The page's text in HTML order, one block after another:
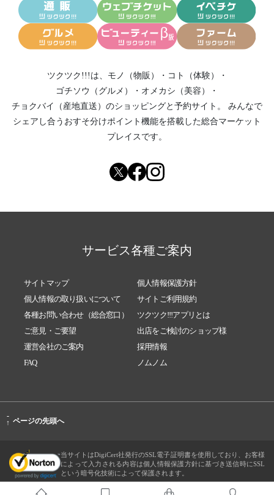
ツクツク!!!は、 モノ（物販） ・ コト（体験）
・
ゴチソウ（グルメ）
・ オメカシ（美容）
・
チョクバイ（産地直送） のショッピングと予約サイト。
みんなで
シェアし合う おすそ分けポイント機能を搭載した総合マーケット
プレイスです。
サービス各種ご案内
サイトマップ
個人情報保護方針
個人情報の取り扱いについて
サイトご利用規約
各種お問い合わせ（総合窓口）
ツクツク!!!アプリとは
ご意見・ご要望
出店をご検討のショップ様
運営会社のご案内
採用情報
FAQ
ノムノム
-
↑ ページの先頭へ
当サイトはDigiCert社発行のSSL電子証明書を使用しており、お客様
によって入力される内容は個人情報保護方針に基づき送信時にSSL
という暗号化技術によって保護されます。